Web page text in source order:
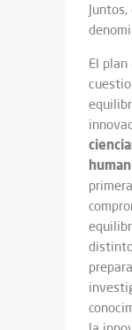
El plan